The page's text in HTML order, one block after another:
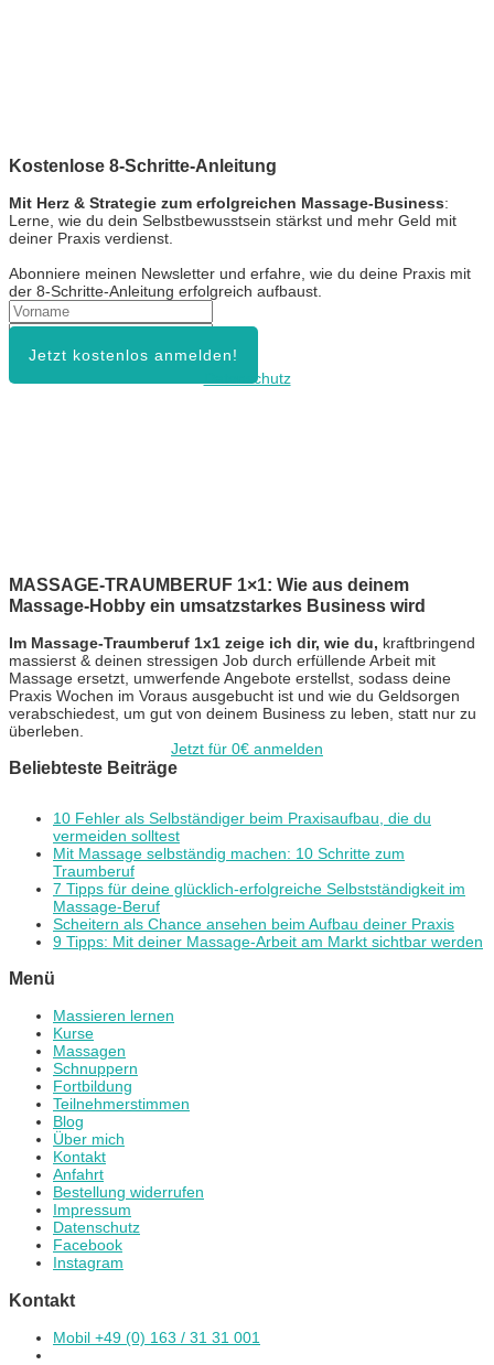
Kostenlose 8-Schritte-Anleitung
Mit Herz & Strategie zum erfolgreichen Massage-Business:
Lerne, wie du dein Selbstbewusstsein stärkst und mehr Geld mit
deiner Praxis verdienst.
Abonniere meinen Newsletter und erfahre, wie du deine Praxis mit
der 8-Schritte-Anleitung erfolgreich aufbaust.
Jetzt kostenlos anmelden!
Datenschutz
MASSAGE-TRAUMBERUF 1×1: Wie aus deinem
Massage-Hobby ein umsatzstarkes Business wird
Im Massage-Traumberuf 1x1 zeige ich dir, wie du, kraftbringend
massierst & deinen stressigen Job durch erfüllende Arbeit mit
Massage ersetzt, umwerfende Angebote erstellst, sodass deine
Praxis Wochen im Voraus ausgebucht ist und wie du Geldsorgen
verabschiedest, um gut von deinem Business zu leben, statt nur zu
überleben.
Jetzt für 0€ anmelden
Beliebteste Beiträge
10 Fehler als Selbständiger beim Praxisaufbau, die du
vermeiden solltest
Mit Massage selbständig machen: 10 Schritte zum
Traumberuf
7 Tipps für deine glücklich-erfolgreiche Selbstständigkeit im
Massage-Beruf
Scheitern als Chance ansehen beim Aufbau deiner Praxis
9 Tipps: Mit deiner Massage-Arbeit am Markt sichtbar werden
Menü
Massieren lernen
Kurse
Massagen
Schnuppern
Fortbildung
Teilnehmerstimmen
Blog
Über mich
Kontakt
Anfahrt
Bestellung widerrufen
Impressum
Datenschutz
Facebook
Instagram
Kontakt
Mobil +49 (0) 163 / 31 31 001